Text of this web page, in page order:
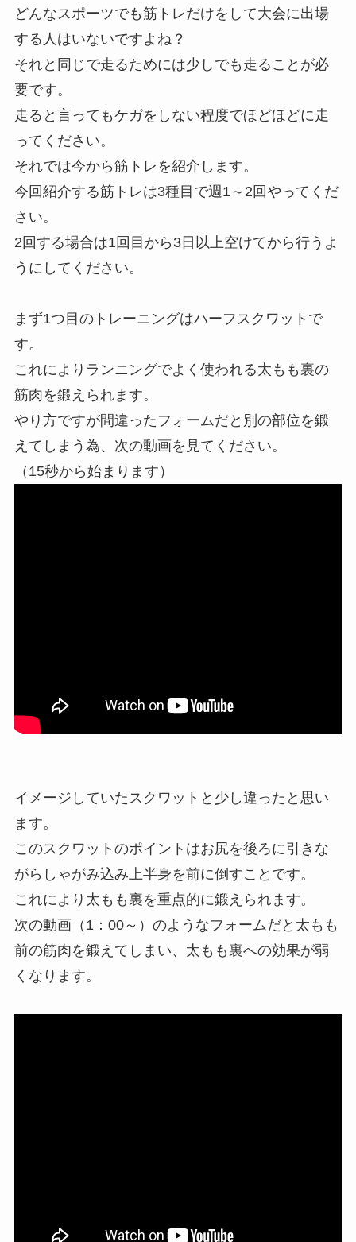
どんなスポーツでも筋トレだけをして大会に出場
する人はいないですよね？
それと同じで走るためには少しでも走ることが必
要です。
走ると言ってもケガをしない程度でほどほどに走
ってください。
それでは今から筋トレを紹介します。
今回紹介する筋トレは3種目で週1～2回やってくだ
さい。
2回する場合は1回目から3日以上空けてから行うよ
うにしてください。
まず1つ目のトレーニングはハーフスクワットで
す。
これによりランニングでよく使われる太もも裏の
筋肉を鍛えられます。
やり方ですが間違ったフォームだと別の部位を鍛
えてしまう為、次の動画を見てください。
（15秒から始まります）
イメージしていたスクワットと少し違ったと思い
ます。
このスクワットのポイントはお尻を後ろに引きな
がらしゃがみ込み上半身を前に倒すことです。
これにより太もも裏を重点的に鍛えられます。
次の動画（1：00～）のようなフォームだと太もも
前の筋肉を鍛えてしまい、太もも裏への効果が弱
くなります。